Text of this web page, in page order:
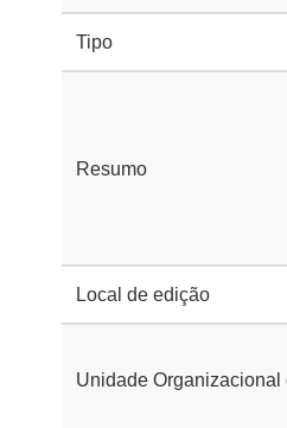
Tipo
Resumo
Local de edição
Unidade Organizacional